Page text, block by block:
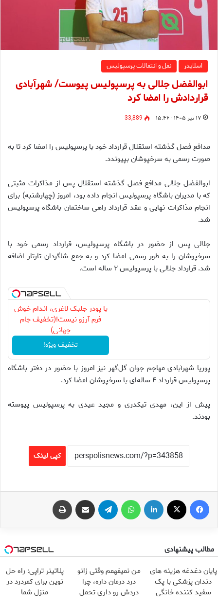
اسلایدر نقل و انتقالات پرسپولیس
ابوالفضل جلالی به پرسپولیس پیوست/ شهرآبادی
قراردادش را امضا کرد
۱۷ تیر ۱۴۰۵ - ۱۵:۴۶ 33,889
مدافع فصل گذشته استقلال قرارداد خود با پرسپولیس را امضا کرد تا به
صورت رسمی به سرخپوشان بپیوندد.
ابوالفضل جلالی مدافع فصل گذشته استقلال پس از مذاکرات مثبتی
که با مدیران باشگاه پرسپولیس انجام داده بود، امروز (چهارشنبه) برای
انجام مذاکرات نهایی و عقد قرارداد راهی ساختمان باشگاه پرسپولیس
شد.
جلالی پس از حضور در باشگاه پرسپولیس، قرارداد رسمی خود با
سرخپوشان را به طور رسمی امضا کرد و به جمع شاگردان تارتار اضافه
شد. قرارداد جلالی با پرسپولیس ۲ ساله است.
با پودر جلبک لاغری، اندام خوش
فرم آرزو نیست!(تخفیف جام
جهانی)
تخفیف ویژه!
پوریا شهرآبادی مهاجم جوان گل‌گهر نیز امروز با حضور در دفتر باشگاه
پرسپولیس قرارداد ۴ ساله‌ای با سرخپوشان امضا کرد.
پیش از این، مهدی تیکدری و مجید عیدی به پرسپولیس پیوسته
بودند.
کپی لینک
فیس بوک لینکدین تلگرام اشتراک گذاری از طریق ایمیل
مطالب پیشنهادی
پایان دغدغه هزینه های
دندان پزشکی با پک
سفید کننده خانگی
من نمیفهمم وقتی زانو
درد درمان داره، چرا
دردش رو داری تحمل
پلاتینر تراپی: راه حل
نوین برای کمردرد در
منزل شما